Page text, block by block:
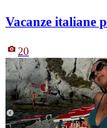
Vacanze italiane
20